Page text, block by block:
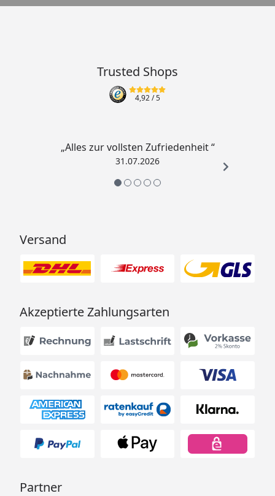
Trusted Shops
4,92/ 5
„Alles zur vollsten Zufriedenheit “
31.07.2026
Versand
Akzeptierte Zahlungsarten
Partner